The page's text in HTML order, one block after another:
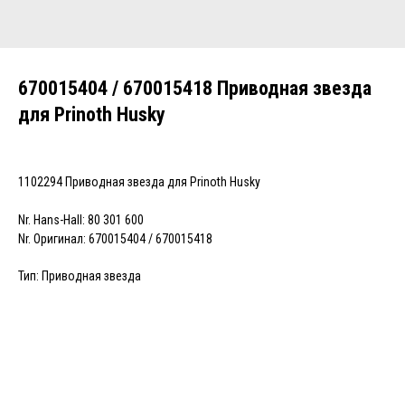
670015404 / 670015418 Приводная звезда
для Prinoth Husky
1102294 Приводная звезда для Prinoth Husky
Nr. Hans-Hall: 80 301 600
Nr. Оригинал: 670015404 / 670015418
Тип: Приводная звезда